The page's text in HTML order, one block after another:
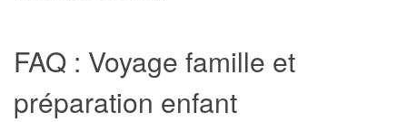
FAQ : Voyage famille et
préparation enfant